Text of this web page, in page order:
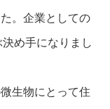
。企業としての
め手になりまし
生物にとって住